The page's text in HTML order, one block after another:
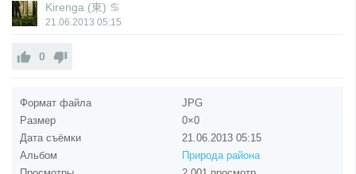
Kirenga (東) ♋
21.06.2013 05:15
0
Формат файла
JPG
Размер
0×0
Дата съёмки
21.06.2013 05:15
Альбом
Природа района